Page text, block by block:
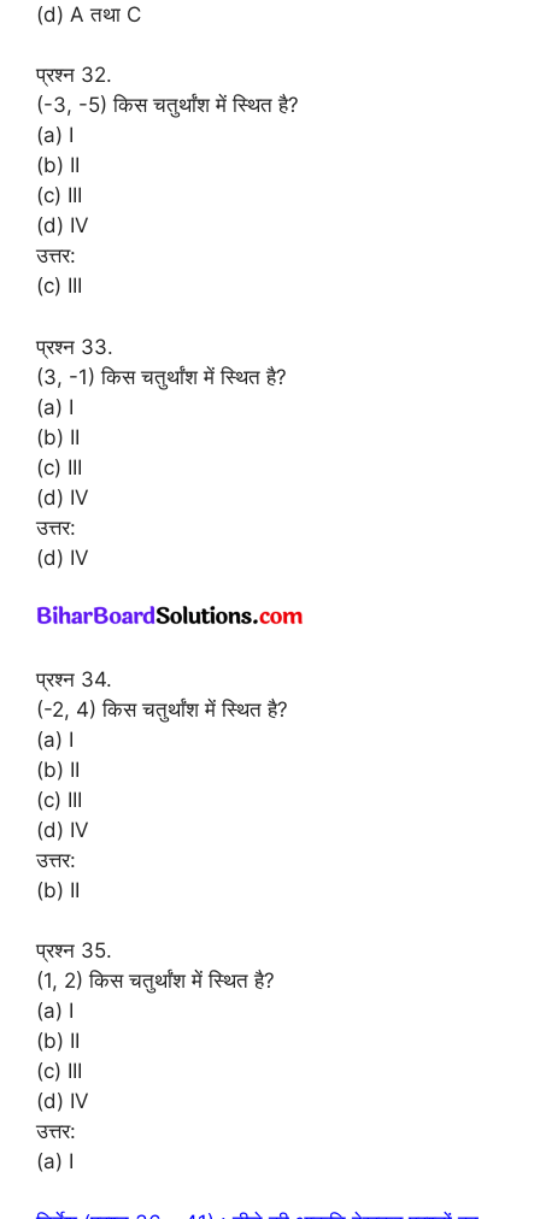
(d) A तथा C
प्रश्न 32.
(-3, -5) किस चतुर्थांश में स्थित है?
(a) I
(b) II
(c) III
(d) IV
उत्तर:
(c) III
प्रश्न 33.
(3, -1) किस चतुर्थांश में स्थित है?
(a) I
(b) II
(c) III
(d) IV
उत्तर:
(d) IV
प्रश्न 34.
(-2, 4) किस चतुर्थांश में स्थित है?
(a) I
(b) II
(c) III
(d) IV
उत्तर:
(b) II
प्रश्न 35.
(1, 2) किस चतुर्थांश में स्थित है?
(a) I
(b) II
(c) III
(d) IV
उत्तर:
(a) I